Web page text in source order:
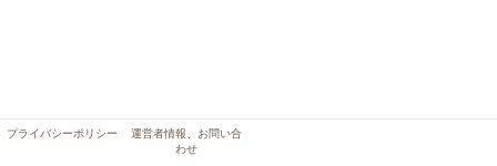
プライバシーポリシー
運営者情報、お問い合
わせ